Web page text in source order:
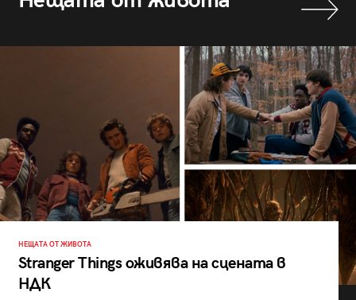
НЕЩАТА ОТ ЖИВОТА
Stranger Things оживява на сцената в
НДК